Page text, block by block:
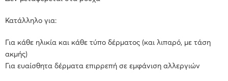
Κατάλληλο για:
Για κάθε ηλικία και κάθε τύπο δέρματος (και λιπαρό, με τάση
ακμής)
Για ευαίσθητα δέρματα επιρρεπή σε εμφάνιση αλλεργιών